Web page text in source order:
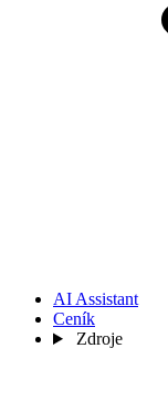
AI Assistant
Ceník
Zdroje